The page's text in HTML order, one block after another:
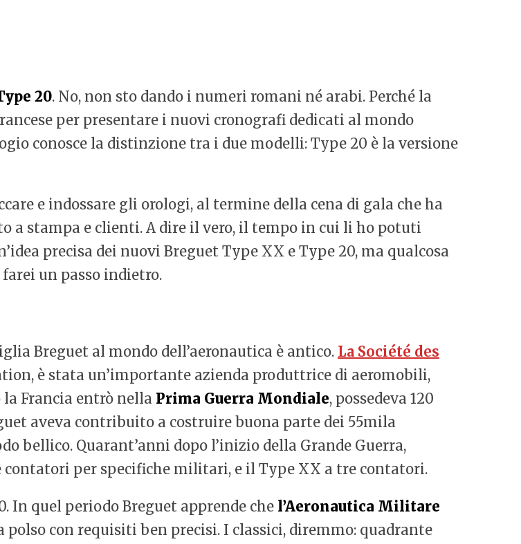
20. No, non sto dando i numeri romani né arabi. Perché la
per presentare i nuovi cronografi dedicati al mondo
conosce la distinzione tra i due modelli: Type 20 è la versione
e indossare gli orologi, al termine della cena di gala che ha
a stampa e clienti. A dire il vero, il tempo in cui li ho potuti
precisa dei nuovi Breguet Type XX e Type 20, ma qualcosa
un passo indietro.
Breguet al mondo dell’aeronautica è antico. La Société des
è stata un’importante azienda produttrice di aeromobili,
la Francia entrò nella Prima Guerra Mondiale, possedeva 120
aveva contribuito a costruire buona parte dei 55mila
bellico. Quarant’anni dopo l’inizio della Grande Guerra,
contatori per specifiche militari, e il Type XX a tre contatori.
In quel periodo Breguet apprende che l’Aeronautica Militare
con requisiti ben precisi. I classici, diremmo: quadrante